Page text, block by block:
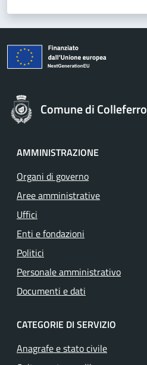
Comune di Colleferro
AMMINISTRAZIONE
Organi di governo
Aree amministrative
Uffici
Enti e fondazioni
Politici
Personale amministrativo
Documenti e dati
CATEGORIE DI SERVIZIO
Anagrafe e stato civile